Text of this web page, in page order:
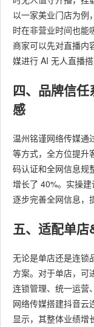
以一家美业门店为例
时在非营业时间也能
商家可以先对直播内
媒进行 AI 无人直播
四、品牌信
感
温州铭谨网络传媒通
等方式，全方位提升
码认证和全网信息规
增长了 40%。实操建
逐步完善全网信息，
五、适配单
无论是单店还是连锁
方案。对于单店，可
连锁管理、统一运营
网络传媒搭建抖音云
显示，其整体业绩增